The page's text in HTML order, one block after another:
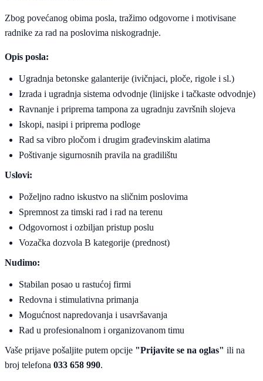
Zbog povećanog obima posla, tražimo odgovorne i motivisane
radnike za rad na poslovima niskogradnje.
Opis posla:
Ugradnja betonske galanterije (ivičnjaci, ploče, rigole i sl.)
Izrada i ugradnja sistema odvodnje (linijske i tačkaste odvodnje)
Ravnanje i priprema tampona za ugradnju završnih slojeva
Iskopi, nasipi i priprema podloge
Rad sa vibro pločom i drugim građevinskim alatima
Poštivanje sigurnosnih pravila na gradilištu
Uslovi:
Poželjno radno iskustvo na sličnim poslovima
Spremnost za timski rad i rad na terenu
Odgovornost i ozbiljan pristup poslu
Vozačka dozvola B kategorije (prednost)
Nudimo:
Stabilan posao u rastućoj firmi
Redovna i stimulativna primanja
Mogućnost napredovanja i usavršavanja
Rad u profesionalnom i organizovanom timu
Vaše prijave pošaljite putem opcije "Prijavite se na oglas" ili na
broj telefona 033 658 990.